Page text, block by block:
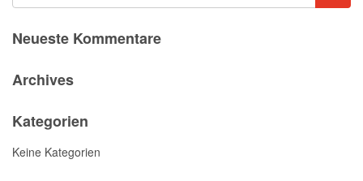
Neueste Kommentare
Archives
Kategorien
Keine Kategorien